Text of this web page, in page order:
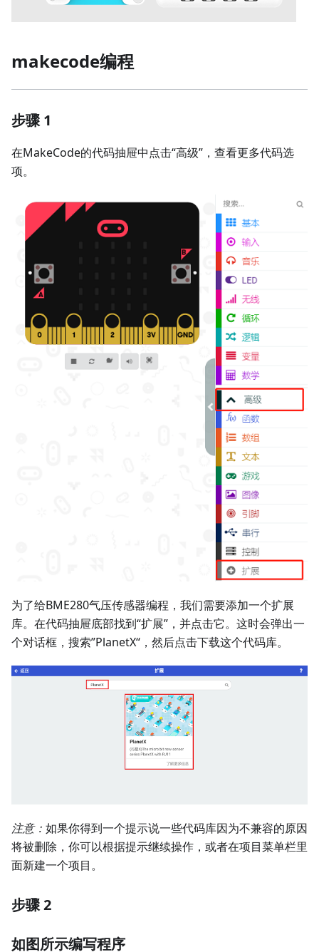
makecode编程
步骤 1
在MakeCode的代码抽屉中点击“高级”，查看更多代码选
项。
为了给BME280气压传感器编程，我们需要添加一个扩展
库。在代码抽屉底部找到“扩展”，并点击它。这时会弹出一
个对话框，搜索”PlanetX“，然后点击下载这个代码库。
注意： 如果你得到一个提示说一些代码库因为不兼容的原因
将被删除，你可以根据提示继续操作，或者在项目菜单栏里
面新建一个项目。
步骤 2
如图所示编写程序